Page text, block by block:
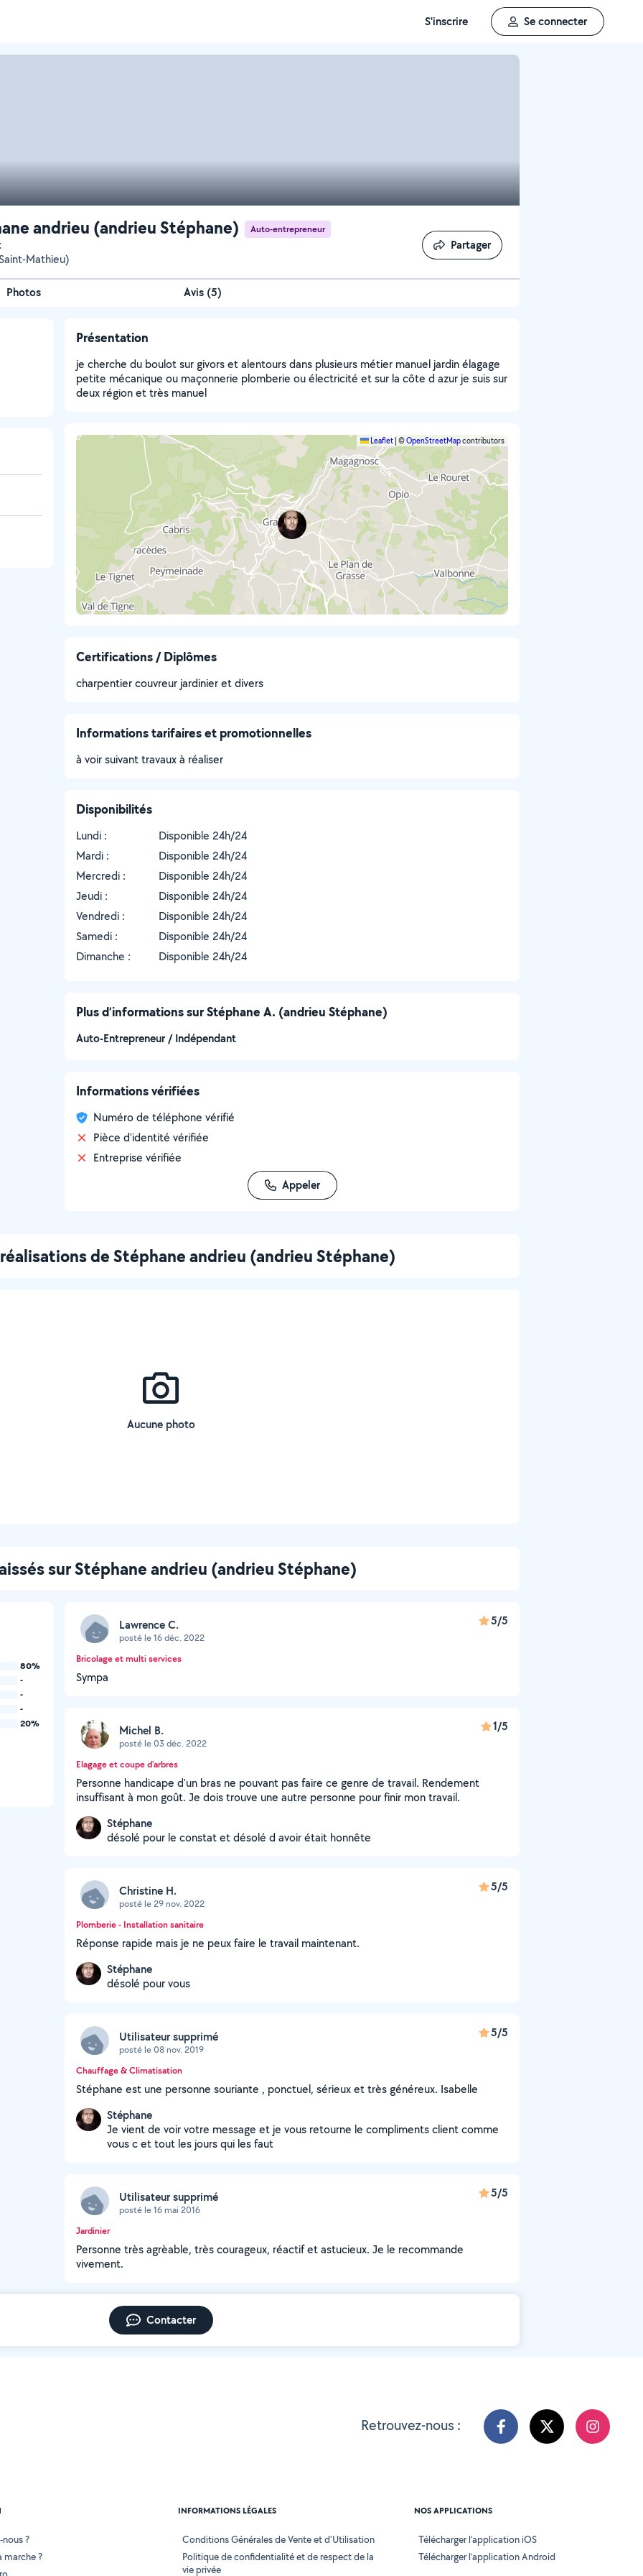
S'inscrire Se connecter
andrieu (andrieu Stéphane) Auto-entrepreneur
Mathieu)
Partager
Partager
Photos Avis (5)
Présentation
je cherche du boulot sur givors et alentours dans plusieurs métier manuel jardin élagage
petite mécanique ou maçonnerie plomberie ou électricité et sur la côte d azur je suis sur
deux région et très manuel
Leaflet ©OpenStreetMapcontributors
Certifications / Diplômes
charpentier couvreur jardinier et divers
Informations tarifaires et promotionnelles
à voir suivant travaux à réaliser
Disponibilités
Lundi :
Disponible 24h/24
Mardi :
Disponible 24h/24
Mercredi :
Disponible 24h/24
Jeudi :
Disponible 24h/24
Vendredi :
Disponible 24h/24
Samedi :
Disponible 24h/24
Dimanche :
Disponible 24h/24
Plus d’informations sur Stéphane A. (andrieu Stéphane)
Auto-Entrepreneur / Indépendant
Informations vérifiées
Numéro de téléphone vérifié
Pièce d'identité vérifiée
Entreprise vérifiée
Appeler
de Stéphane andrieu (andrieu Stéphane)
Aucune photo
sur Stéphane andrieu (andrieu Stéphane)
80%
-
-
-
20%
Lawrence C.
posté le 16 déc. 2022
5/5
Bricolage et multi services
Sympa
Michel B.
posté le 03 déc. 2022
1/5
Elagage et coupe d'arbres
Personne handicape d'un bras ne pouvant pas faire ce genre de travail. Rendement
insuffisant à mon goût. Je dois trouve une autre personne pour finir mon travail.
Stéphane
désolé pour le constat et désolé d avoir était honnête
Christine H.
posté le 29 nov. 2022
5/5
Plomberie - Installation sanitaire
Réponse rapide mais je ne peux faire le travail maintenant.
Stéphane
désolé pour vous
Utilisateur supprimé
posté le 08 nov. 2019
5/5
Chauffage & Climatisation
Stéphane est une personne souriante , ponctuel, sérieux et très généreux. Isabelle
Stéphane
Je vient de voir votre message et je vous retourne le compliments client comme
vous c et tout les jours qui les faut
Utilisateur supprimé
posté le 16 mai 2016
5/5
Jardinier
Personne très agrèable, très courageux, réactif et astucieux. Je le recommande
vivement.
Contacter
Retrouvez-nous :
?
?
INFORMATIONS LÉGALES
Conditions Générales de Vente et d'Utilisation
Politique de confidentialité et de respect de la
vie privée
NOS APPLICATIONS
Télécharger l’application iOS
Télécharger l’application Android